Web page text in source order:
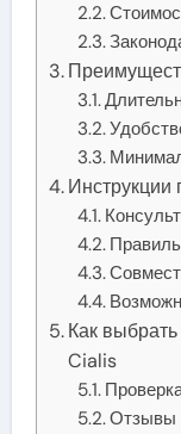
Как
Cialis
Отзывы